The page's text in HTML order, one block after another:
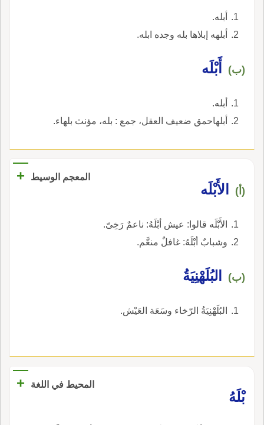
أبله.
أبلهه إبلاها بله وجده ابله.
(ب) أَبْلَه
أبله.
أبلهاحمق ضعيف العقل، جمع : بله، مؤنث بلهاء.
المعجم الوسيط +
(أ) الأَبْلَه
الأَبْلَه قالوا: عيش أبْلَهُ: ناعمٌ رَخِىّ.
وشبابٌ أبْلَهُ: غافلٌ منعَّم.
(ب) البُلَهْنِيَةُ
البُلَهْنِيَةُ الرّخاء وسَعَة العَيْش.
المحيط في اللغة
+
بْلَهُ